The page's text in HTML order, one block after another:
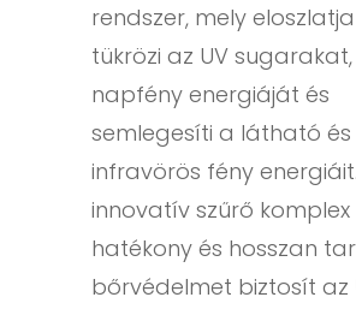
rendszer, mely
tükrözi az UV
napfény energiáját és
semlegesíti a látható és
infravörös fény
innovatív szűrő komplex
hatékony és hosszan
bőrvédelmet biztosít az